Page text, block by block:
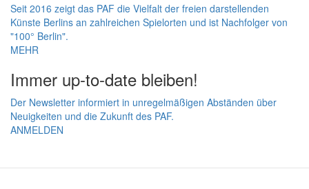
Seit 2016 zeigt das PAF die Vielfalt der freien darstellenden
Künste Berlins an zahlreichen Spielorten und ist Nachfolger von
"100° Berlin".
MEHR
Immer up-to-date bleiben!
Der Newsletter informiert in unregelmäßigen Abständen über
Neuigkeiten und die Zukunft des PAF.
ANMELDEN